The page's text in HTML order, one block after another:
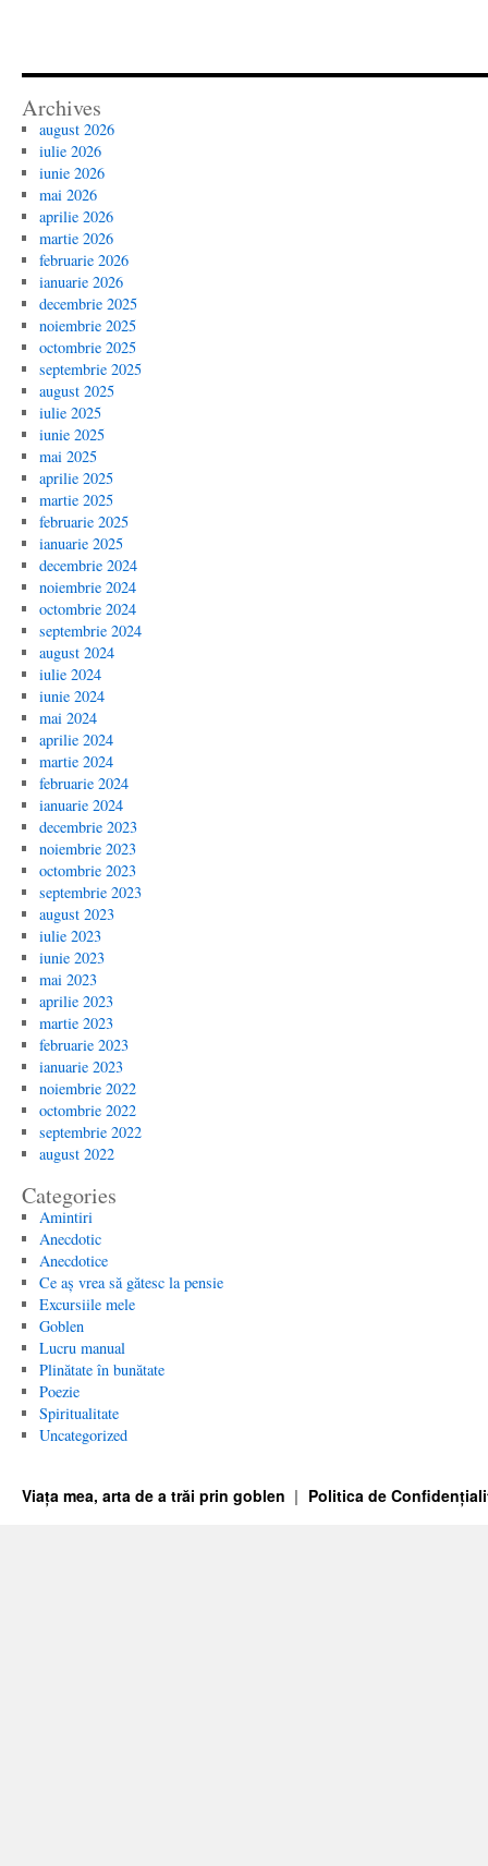
Archives
august 2026
iulie 2026
iunie 2026
mai 2026
aprilie 2026
martie 2026
februarie 2026
ianuarie 2026
decembrie 2025
noiembrie 2025
octombrie 2025
septembrie 2025
august 2025
iulie 2025
iunie 2025
mai 2025
aprilie 2025
martie 2025
februarie 2025
ianuarie 2025
decembrie 2024
noiembrie 2024
octombrie 2024
septembrie 2024
august 2024
iulie 2024
iunie 2024
mai 2024
aprilie 2024
martie 2024
februarie 2024
ianuarie 2024
decembrie 2023
noiembrie 2023
octombrie 2023
septembrie 2023
august 2023
iulie 2023
iunie 2023
mai 2023
aprilie 2023
martie 2023
februarie 2023
ianuarie 2023
noiembrie 2022
octombrie 2022
septembrie 2022
august 2022
Categories
Amintiri
Anecdotic
Anecdotice
Ce aș vrea să gătesc la pensie
Excursiile mele
Goblen
Lucru manual
Plinătate în bunătate
Poezie
Spiritualitate
Uncategorized
Viața mea, arta de a trăi prin goblen Politica de